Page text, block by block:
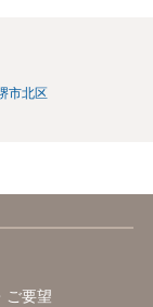
市北区
ご要望